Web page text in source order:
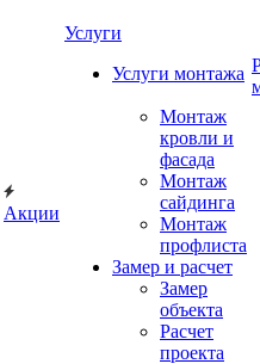
Акции
Услуги
Услуги монтажа
Монтаж
кровли и
фасада
Монтаж
сайдинга
Монтаж
профлиста
Замер и расчет
Замер
объекта
Расчет
проекта